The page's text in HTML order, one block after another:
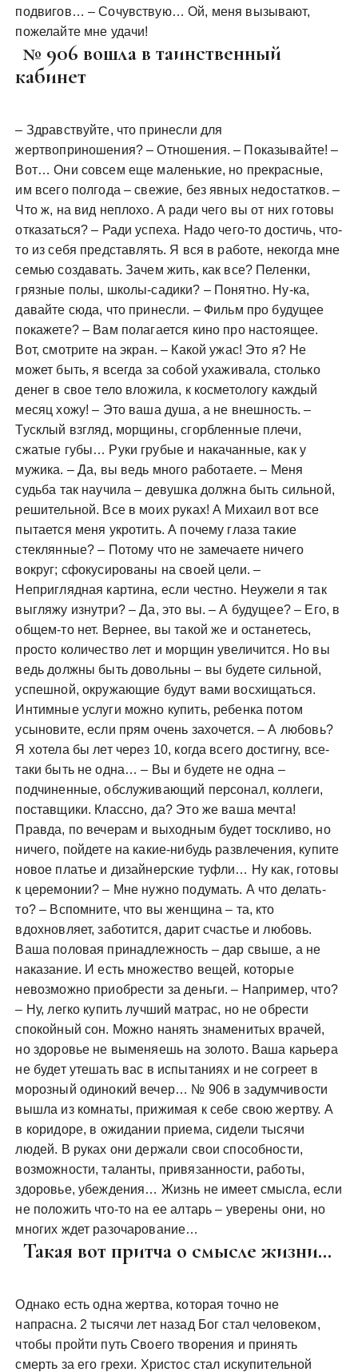
подвигов… – Сочувствую… Ой, меня вызывают,
пожелайте мне удачи!
№ 906 вошла в таинственный
кабинет
– Здравствуйте, что принесли для
жертвоприношения? – Отношения. – Показывайте! –
Вот… Они совсем еще маленькие, но прекрасные,
им всего полгода – свежие, без явных недостатков. –
Что ж, на вид неплохо. А ради чего вы от них готовы
отказаться? – Ради успеха. Надо чего-то достичь, что-
то из себя представлять. Я вся в работе, некогда мне
семью создавать. Зачем жить, как все? Пеленки,
грязные полы, школы-садики? – Понятно. Ну-ка,
давайте сюда, что принесли. – Фильм про будущее
покажете? – Вам полагается кино про настоящее.
Вот, смотрите на экран. – Какой ужас! Это я? Не
может быть, я всегда за собой ухаживала, столько
денег в свое тело вложила, к косметологу каждый
месяц хожу! – Это ваша душа, а не внешность. –
Тусклый взгляд, морщины, сгорбленные плечи,
сжатые губы… Руки грубые и накачанные, как у
мужика. – Да, вы ведь много работаете. – Меня
судьба так научила – девушка должна быть сильной,
решительной. Все в моих руках! А Михаил вот все
пытается меня укротить. А почему глаза такие
стеклянные? – Потому что не замечаете ничего
вокруг; сфокусированы на своей цели. –
Неприглядная картина, если честно. Неужели я так
выгляжу изнутри? – Да, это вы. – А будущее? – Его, в
общем-то нет. Вернее, вы такой же и останетесь,
просто количество лет и морщин увеличится. Но вы
ведь должны быть довольны – вы будете сильной,
успешной, окружающие будут вами восхищаться.
Интимные услуги можно купить, ребенка потом
усыновите, если прям очень захочется. – А любовь?
Я хотела бы лет через 10, когда всего достигну, все-
таки быть не одна… – Вы и будете не одна –
подчиненные, обслуживающий персонал, коллеги,
поставщики. Классно, да? Это же ваша мечта!
Правда, по вечерам и выходным будет тоскливо, но
ничего, пойдете на какие-нибудь развлечения, купите
новое платье и дизайнерские туфли… Ну как, готовы
к церемонии? – Мне нужно подумать. А что делать-
то? – Вспомните, что вы женщина – та, кто
вдохновляет, заботится, дарит счастье и любовь.
Ваша половая принадлежность – дар свыше, а не
наказание. И есть множество вещей, которые
невозможно приобрести за деньги. – Например, что?
– Ну, легко купить лучший матрас, но не обрести
спокойный сон. Можно нанять знаменитых врачей,
но здоровье не выменяешь на золото. Ваша карьера
не будет утешать вас в испытаниях и не согреет в
морозный одинокий вечер… № 906 в задумчивости
вышла из комнаты, прижимая к себе свою жертву. А
в коридоре, в ожидании приема, сидели тысячи
людей. В руках они держали свои способности,
возможности, таланты, привязанности, работы,
здоровье, убеждения… Жизнь не имеет смысла, если
не положить что-то на ее алтарь – уверены они, но
многих ждет разочарование…
Такая вот притча о смысле жизни…
Однако есть одна жертва, которая точно не
напрасна. 2 тысячи лет назад Бог стал человеком,
чтобы пройти путь Своего творения и принять
смерть за его грехи. Христос стал искупительной